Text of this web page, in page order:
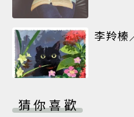
李羚榛
猜你喜歡